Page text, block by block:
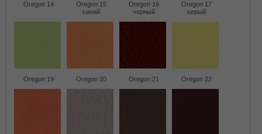
Oregon 14
Oregon 15
синий
Oregon 16
черный
Oregon 17
серый
Oregon 19 Oregon 20 Oregon 21 Oregon 22